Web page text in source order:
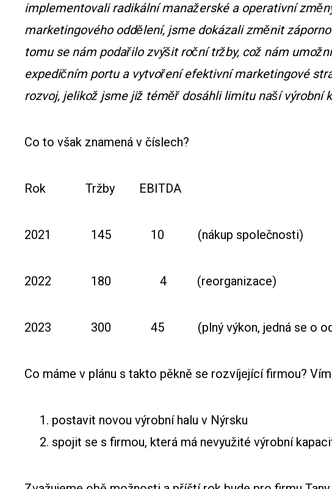
implementovali radikální manažerské a operativní
marketingového oddělení, jsme dokázali změnit
tomu se nám podařilo zvýšit roční tržby, což nám
expedičním portu a vytvoření efektivní marketingové
rozvoj, jelikož jsme již téměř dosáhli limitu naší výrobní
Co to však znamená v číslech?
Rok Tržby EBITDA
2021 145 10 (nákup společnosti)
2022 180 4 (reorganizace)
2023 300 45 (plný výkon, jedná se o
Co máme v plánu s takto pěkně se rozvíjející firmou?
1. postavit novou výrobní halu v Nýrsku
2. spojit se s firmou, která má nevyužité výrobní